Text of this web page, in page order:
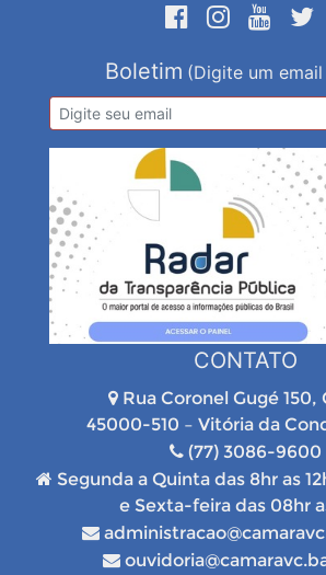
Boletim (Digite um
CONTATO
Rua Coronel Gugé 150,
45000-510 – Vitória da
(77) 3086-9600
Segunda a Quinta das 8hr as
e Sexta-feira das 08hr